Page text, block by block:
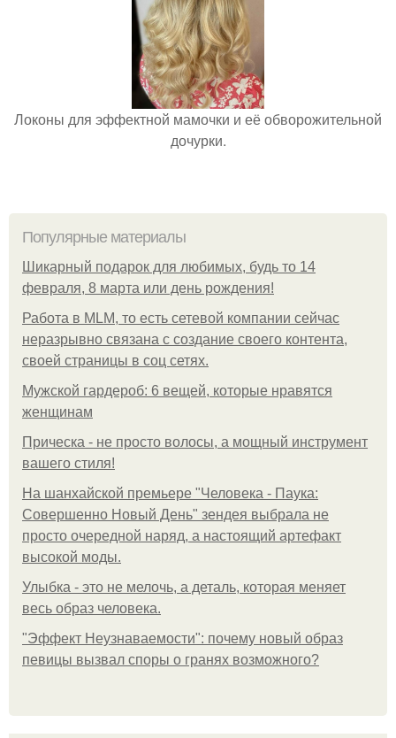
Локоны для эффектной мамочки и её обворожительной
дочурки.
Популярные материалы
Шикарный подарок для любимых, будь то 14
февраля, 8 марта или день рождения!
Работа в MLM, то есть сетевой компании сейчас
неразрывно связана с создание своего контента,
своей страницы в соц сетях.
Мужской гардероб: 6 вещей, которые нравятся
женщинам
Прическа - не просто волосы, а мощный инструмент
вашего стиля!
На шанхайской премьере "Человека - Паука:
Совершенно Новый День" зендея выбрала не
просто очередной наряд, а настоящий артефакт
высокой моды.
Улыбка - это не мелочь, а деталь, которая меняет
весь образ человека.
"Эффект Неузнаваемости": почему новый образ
певицы вызвал споры о гранях возможного?